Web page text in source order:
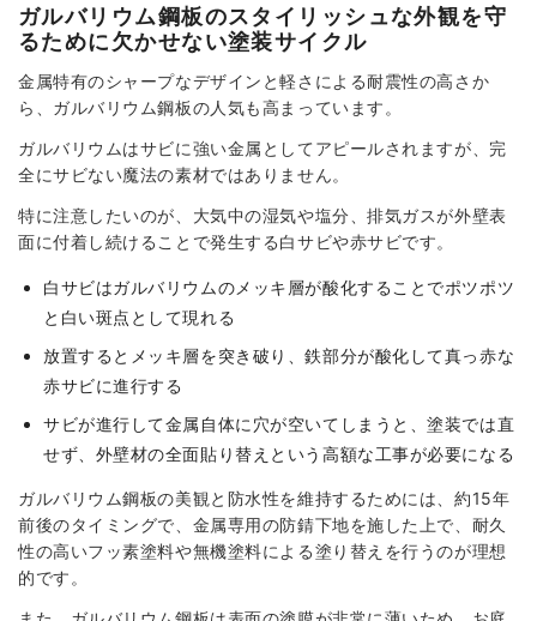
ガルバリウム鋼板のスタイリッシュな外観を守
るために欠かせない塗装サイクル
金属特有のシャープなデザインと軽さによる耐震性の高さか
ら、ガルバリウム鋼板の人気も高まっています。
ガルバリウムはサビに強い金属としてアピールされますが、完
全にサビない魔法の素材ではありません。
特に注意したいのが、大気中の湿気や塩分、排気ガスが外壁表
面に付着し続けることで発生する白サビや赤サビです。
白サビはガルバリウムのメッキ層が酸化することでポツポツ
と白い斑点として現れる
放置するとメッキ層を突き破り、鉄部分が酸化して真っ赤な
赤サビに進行する
サビが進行して金属自体に穴が空いてしまうと、塗装では直
せず、外壁材の全面貼り替えという高額な工事が必要になる
ガルバリウム鋼板の美観と防水性を維持するためには、約15年
前後のタイミングで、金属専用の防錆下地を施した上で、耐久
性の高いフッ素塗料や無機塗料による塗り替えを行うのが理想
的です。